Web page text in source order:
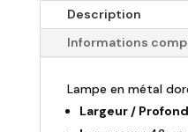
"Lignes
Pistons
H52cm
Description
Informations
Lampe en métal
Largeur /